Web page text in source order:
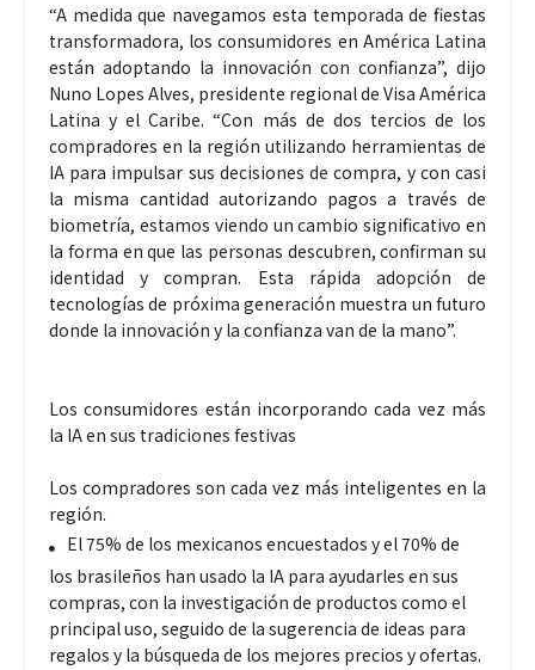
“A medida que navegamos esta temporada de fiestas
transformadora, los consumidores en América Latina
están adoptando la innovación con confianza”, dijo
Nuno Lopes Alves, presidente regional de Visa América
Latina y el Caribe. “Con más de dos tercios de los
compradores en la región utilizando herramientas de
IA para impulsar sus decisiones de compra, y con casi
la misma cantidad autorizando pagos a través de
biometría, estamos viendo un cambio significativo en
la forma en que las personas descubren, confirman su
identidad y compran. Esta rápida adopción de
tecnologías de próxima generación muestra un futuro
donde la innovación y la confianza van de la mano”.
Los consumidores están incorporando cada vez más
la IA en sus tradiciones festivas
Los compradores son cada vez más inteligentes en la
región.
El 75% de los mexicanos encuestados y el 70% de
los brasileños han usado la IA para ayudarles en sus
compras, con la investigación de productos como el
principal uso, seguido de la sugerencia de ideas para
regalos y la búsqueda de los mejores precios y ofertas.